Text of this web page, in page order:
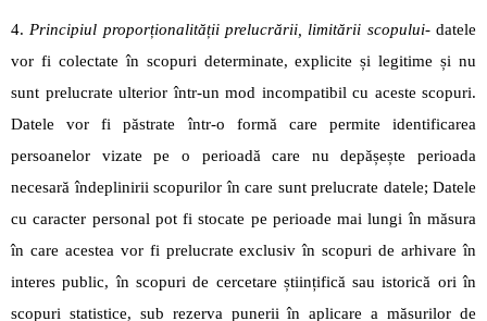
4. Principiul proporționalității prelucrării, limitării scopului-datele
vor fi colectate în scopuri determinate, explicite și legitime și nu
sunt prelucrate ulterior într-un mod incompatibil cu aceste scopuri.
Datele vor fi păstrate într-o formă care permite identificarea
persoanelor vizate pe o perioadă care nu depășește perioada
necesară îndeplinirii scopurilor în care sunt prelucrate datele; Datele
cu caracter personal pot fi stocate pe perioade mai lungi în măsura
în care acestea vor fi prelucrate exclusiv în scopuri de arhivare în
interes public, în scopuri de cercetare științifică sau istorică ori în
scopuri statistice, sub rezerva punerii în aplicare a măsurilor de